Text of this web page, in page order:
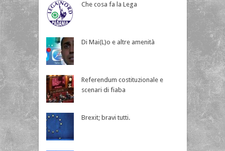
Che cosa fa la Lega
Di Mai(L)o e altre amenità
Referendum costituzionale e
scenari di fiaba
Brexit; bravi tutti.